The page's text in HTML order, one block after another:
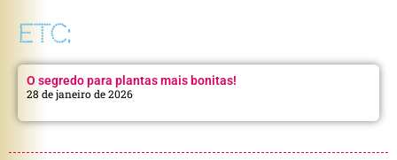
ETC:
O segredo para plantas mais bonitas!
28 de janeiro de 2026